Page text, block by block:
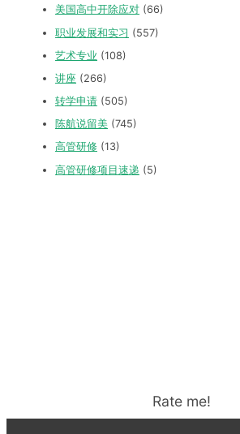
美国高中开除应对 (66)
职业发展和实习 (557)
艺术专业 (108)
讲座 (266)
转学申请 (505)
陈航说留美 (745)
高管研修 (13)
高管研修项目速递 (5)
Rate me!